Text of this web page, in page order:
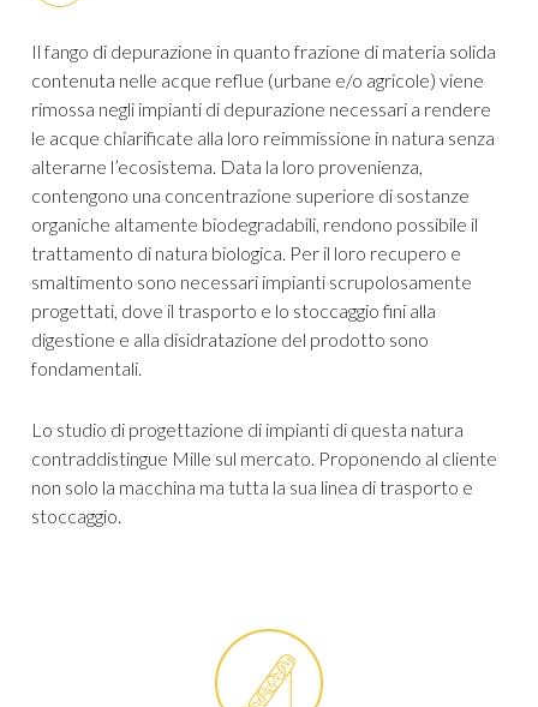
Il fango di depurazione in quanto frazione di materia solida
contenuta nelle acque reflue (urbane e/o agricole) viene
rimossa negli impianti di depurazione necessari a rendere
le acque chiarificate alla loro reimmissione in natura senza
alterarne l’ecosistema. Data la loro provenienza,
contengono una concentrazione superiore di sostanze
organiche altamente biodegradabili, rendono possibile il
trattamento di natura biologica. Per il loro recupero e
smaltimento sono necessari impianti scrupolosamente
progettati, dove il trasporto e lo stoccaggio fini alla
digestione e alla disidratazione del prodotto sono
fondamentali.
Lo studio di progettazione di impianti di questa natura
contraddistingue Mille sul mercato. Proponendo al cliente
non solo la macchina ma tutta la sua linea di trasporto e
stoccaggio.